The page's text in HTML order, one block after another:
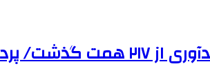
نفر از متقاضیان